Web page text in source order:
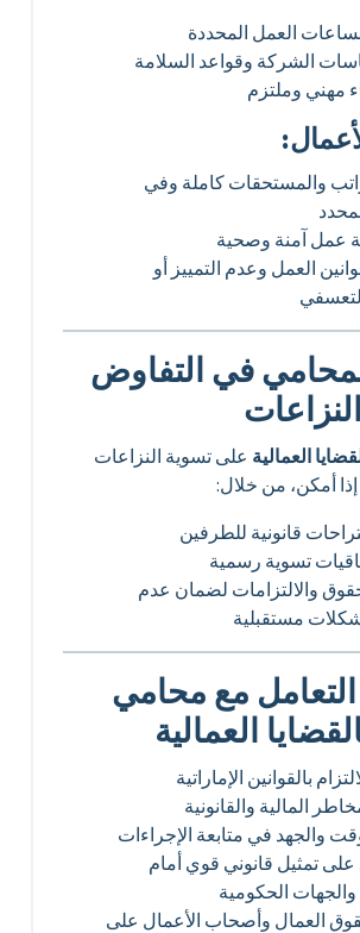
بساعات العمل المحددة
الشركة وقواعد السلامة
مهني وملتزم
والمستحقات كاملة وفي
عمل آمنة وصحية
العمل وعدم التمييز أو
في التفاوض
العماليةعلى تسوية النزاعات
أمكن، من خلال:
قانونية للطرفين
تسوية رسمية
والالتزامات لضمان عدم
مستقبلية
التعامل مع محامي
العمالية
بالقوانين الإماراتية
المالية والقانونية
والجهد في متابعة الإجراءات
تمثيل قانوني قوي أمام
الحكومية
العمال وأصحاب الأعمال على